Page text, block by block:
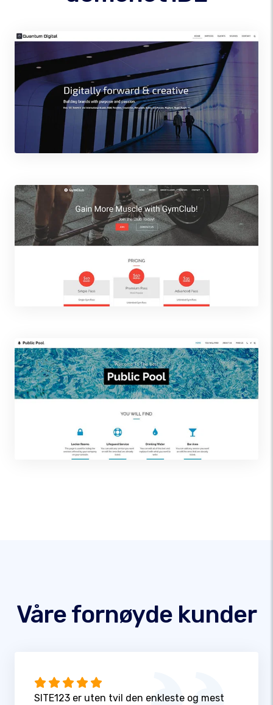
Våre fornøyde kunder
SITE123 er uten tvil den enkleste og mest